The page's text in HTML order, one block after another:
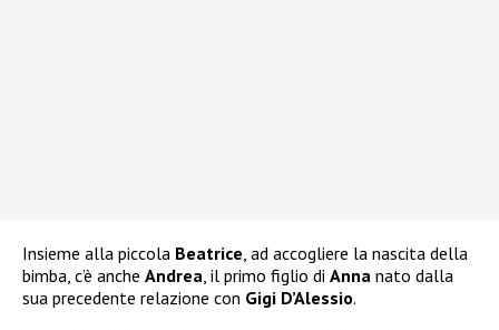
Insieme alla piccola Beatrice, ad accogliere la nascita della
bimba, c’è anche Andrea, il primo figlio di Anna nato dalla
sua precedente relazione con Gigi D’Alessio.